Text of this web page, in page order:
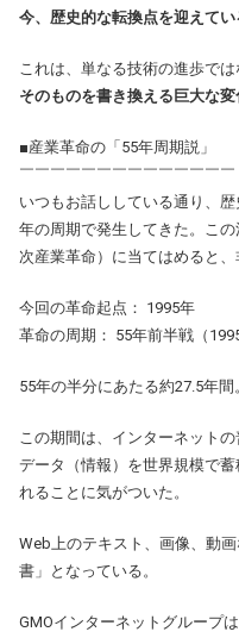
今、歴史的な転換点を迎えてい
これは、単なる技術の進歩で
そのものを書き換える巨大な変
■産業革命の「55年周期説」
￣￣￣￣￣￣￣￣￣￣￣￣￣￣
いつもお話ししている通り、
年の周期で発生してきた。こ
次産業革命）に当てはめると
今回の革命起点： 1995年
革命の周期： 55年前半戦（
55年の半分にあたる約27.5年間
この期間は、インターネット
データ（情報）を世界規模で
れることに気がついた。
Web上のテキスト、画像、動
書」となっている。
GMOインターネットグループ